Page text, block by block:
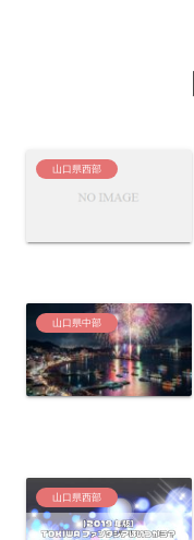
山口県西部
山口県中部
山口県西部